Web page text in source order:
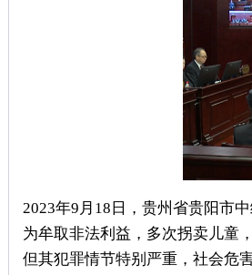
2023年9月18日，贵州省贵阳市
为牟取非法利益，多次拐卖儿童
但其犯罪情节特别严重，社会危